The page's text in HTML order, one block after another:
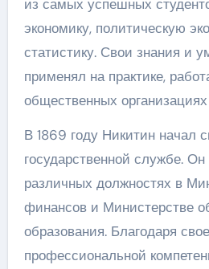
из самых успешных
экономику, политическую
статистику. Свои знания и
применял на практике,
общественных
В 1869 году Никитин начал
государственной службе.
различных должностях в
финансов и Министерстве
образования. Благодаря
профессиональной